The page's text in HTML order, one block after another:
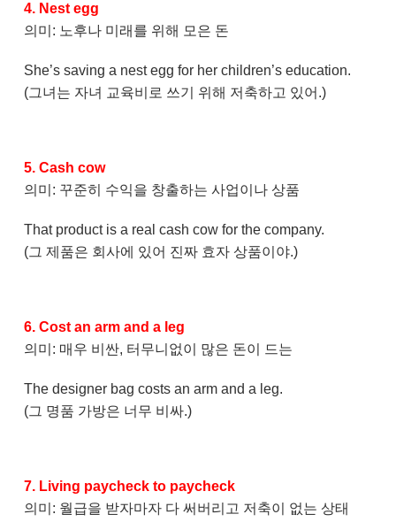
4. Nest egg
의미: 노후나 미래를 위해 모은 돈
She’s saving a nest egg for her children’s education.
(그녀는 자녀 교육비로 쓰기 위해 저축하고 있어.)
5. Cash cow
의미: 꾸준히 수익을 창출하는 사업이나 상품
That product is a real cash cow for the company.
(그 제품은 회사에 있어 진짜 효자 상품이야.)
6. Cost an arm and a leg
의미: 매우 비싼, 터무니없이 많은 돈이 드는
The designer bag costs an arm and a leg.
(그 명품 가방은 너무 비싸.)
7. Living paycheck to paycheck
의미: 월급을 받자마자 다 써버리고 저축이 없는 상태